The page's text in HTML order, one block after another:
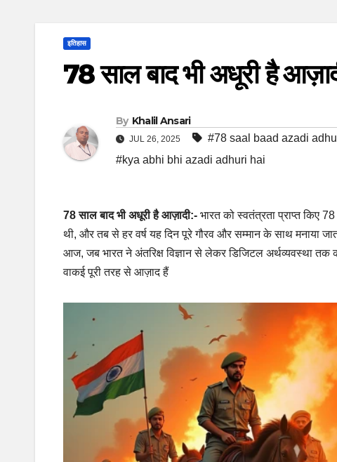
इतिहास
78 साल बाद भी अधूरी है
By Khalil Ansari
JUL 26, 2025 #78 saal baad azadi
#kya abhi bhi azadi adhuri hai
78 साल बाद भी अधूरी है आज़ादी:- भारत को स्वतंत्रता प्राप्त किए
थी, और तब से हर वर्ष यह दिन पूरे गौरव और सम्मान के साथ मनाया
आज, जब भारत ने अंतरिक्ष विज्ञान से लेकर डिजिटल अर्थव्यवस्था तक
वाकई पूरी तरह से आज़ाद हैं